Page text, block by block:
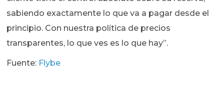
sabiendo exactamente lo que va a pagar desde el
principio. Con nuestra política de precios
transparentes, lo que ves es lo que hay”.
Fuente: Flybe